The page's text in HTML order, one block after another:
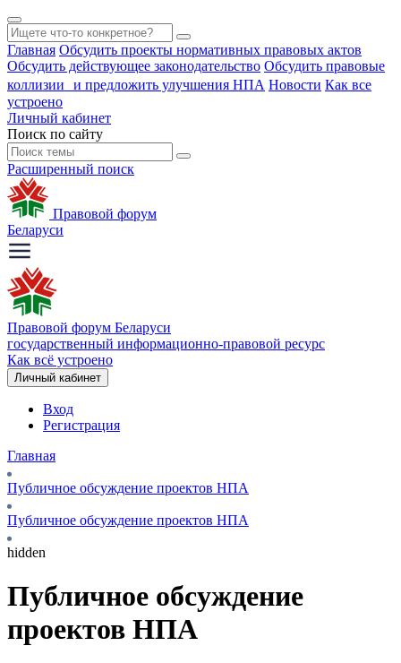
Главная Обсудить проекты нормативных правовых актов
Обсудить действующее законодательство Обсудить правовые
коллизии и предложить улучшения НПА Новости Как все
устроено
Личный кабинет
Поиск по сайту
Расширенный поиск
Правовой форум
Беларуси
Правовой форум Беларуси
государственный информационно-правовой ресурс
Как всё устроено
Личный кабинет
Вход
Регистрация
Главная
Публичное обсуждение проектов НПА
Публичное обсуждение проектов НПА
hidden
Публичное обсуждение
проектов НПА